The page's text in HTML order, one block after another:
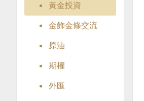
黃金投資
金飾金條交流
原油
期權
外匯